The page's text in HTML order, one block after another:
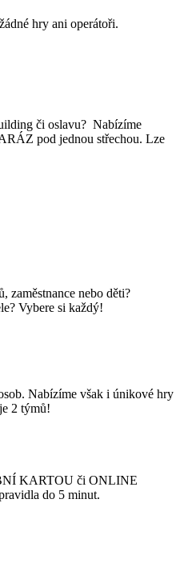
hry ani operátoři.
či oslavu? Nabízíme
pod jednou střechou. Lze
zaměstnance nebo děti?
Vybere si každý!
Nabízíme však i únikové hry
2 týmů!
KARTOU či ONLINE
do 5 minut.